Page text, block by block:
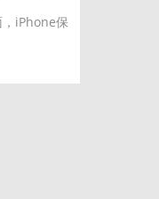
，iPhone保